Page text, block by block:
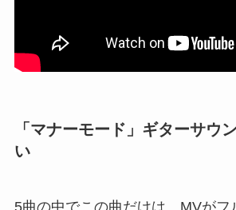
「マナーモード」ギターサウ
い
5曲の中でこの曲だけは、MVがフ